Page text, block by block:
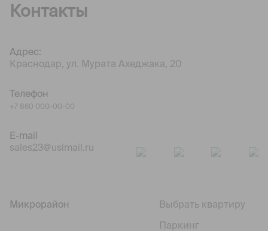
Контакты
Адрес:
Краснодар, ул. Мурата Ахеджака, 20
Телефон
+7 860 000-00-00
E-mail
sales23@usimail.ru
Микрорайон
Выбрать квартиру
Паркинг